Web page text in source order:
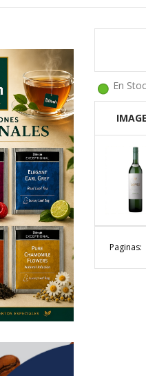
En
Paginas: